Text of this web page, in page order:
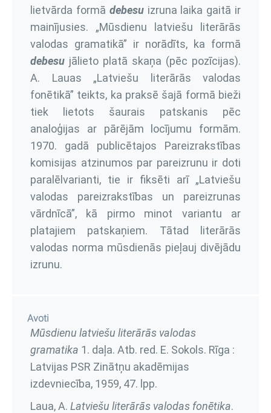
lietvārda formā debesuizruna laika gaitā ir
mainījusies. „Mūsdienu latviešu literārās
valodas gramatikā” ir norādīts, ka formā
debesu jālieto platā skaņa (pēc pozīcijas).
A. Lauas „Latviešu literārās valodas
fonētikā” teikts, ka praksē šajā formā bieži
tiek lietots šaurais patskanis pēc
analoģijas ar pārējām locījumu formām.
1970. gadā publicētajos Pareizrakstības
komisijas atzinumos par pareizrunu ir doti
paralēlvarianti, tie ir fiksēti arī „Latviešu
valodas pareizrakstības un pareizrunas
vārdnīcā”, kā pirmo minot variantu ar
platajiem patskaņiem. Tātad literārās
valodas norma mūsdienās pieļauj divējādu
izrunu.
Avoti
Mūsdienu latviešu literārās valodas
gramatika 1. daļa. Atb. red. E. Sokols. Rīga :
Latvijas PSR Zinātņu akadēmijas
izdevniecība, 1959, 47. lpp.
Laua, A. Latviešu literārās valodas fonētika.